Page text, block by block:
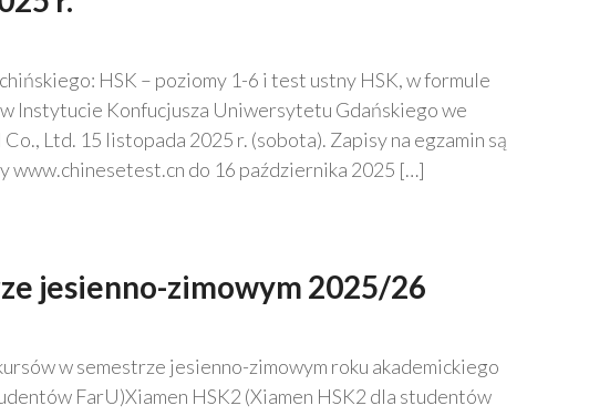
HSK – poziomy 1-6 i test ustny HSK, w formule
Instytucie Konfucjusza Uniwersytetu Gdańskiego we
Ltd. 15 listopada 2025 r. (sobota). Zapisy na egzamin są
www.chinesetest.cn do 16 października 2025 […]
jesienno-zimowym 2025/26
w semestrze jesienno-zimowym roku akademickiego
FarU)Xiamen HSK2 (Xiamen HSK2 dla studentów